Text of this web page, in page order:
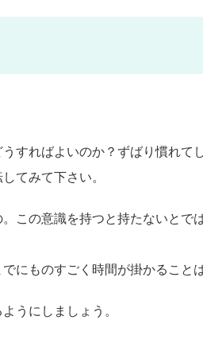
すればよいのか？ずばり慣れて
てみて下さい。
この意識を持つと持たないとで
にものすごく時間が掛かること
うにしましょう。